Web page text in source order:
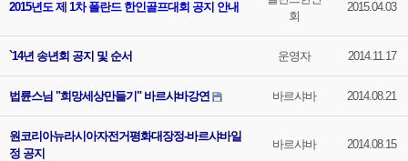
2015년도 제 1차 폴란드 한인골프대회 공지 안내
회
2015.04.03
`14년 송년회 공지 및 순서 운영자 2014.11.17
법륜스님 "희망세상만들기" 바르샤바강연 바르샤바 2014.08.21
원코리아뉴라시아자전거평화대장정-바르샤바일
정 공지
바르샤바 2014.08.15